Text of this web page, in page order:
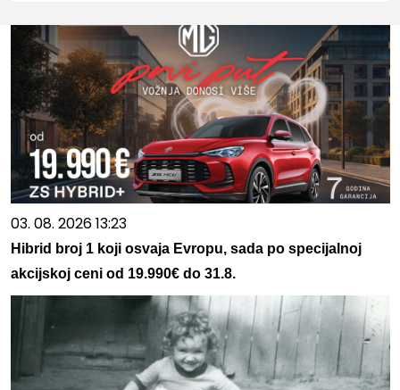
03. 08. 2026 13:23
Hibrid broj 1 koji osvaja Evropu, sada po specijalnoj
akcijskoj ceni od 19.990€ do 31.8.